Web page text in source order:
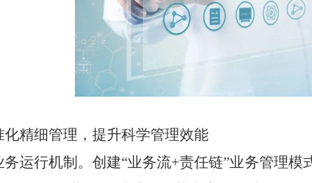
化精细管理，提升科学管理效能
务运行机制。创建“业务流+责任链”业务管理